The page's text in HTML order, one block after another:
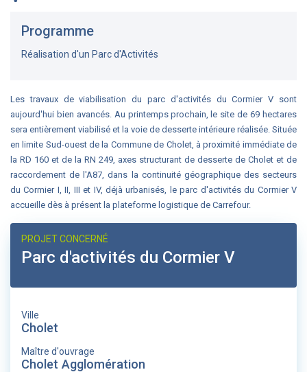
Programme
Réalisation d'un Parc d'Activités
Les travaux de viabilisation du parc d'activités du Cormier V sont
aujourd'hui bien avancés. Au printemps prochain, le site de 69 hectares
sera entièrement viabilisé et la voie de desserte intérieure réalisée. Située
en limite Sud-ouest de la Commune de Cholet, à proximité immédiate de
la RD 160 et de la RN 249, axes structurant de desserte de Cholet et de
raccordement de l'A87, dans la continuité géographique des secteurs
du Cormier I, II, III et IV, déjà urbanisés, le parc d'activités du Cormier V
accueille dès à présent la plateforme logistique de Carrefour.
PROJET CONCERNÉ
Parc d'activités du Cormier V
Ville
Cholet
Maître d'ouvrage
Cholet Agglomération